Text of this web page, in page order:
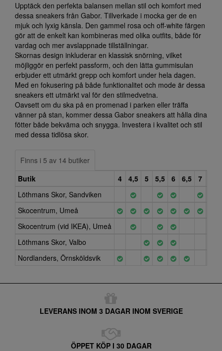
Upptäck den perfekta balansen mellan stil och komfort med
dessa sneakers från Gabor. Tillverkade i mocka ger de en
mjuk och lyxig känsla. Den gammel rosa och off-white färgen
gör att de enkelt kan kombineras med olika outfits, både för
vardag och mer avslappnade tillställningar.
Skornas design inkluderar en klassisk snörning, vilket
möjliggör en perfekt passform, och den lätta gummisulan
erbjuder ett utmärkt grepp och komfort under hela dagen.
Med en fokusering på både funktionalitet och mode är dessa
sneakers ett utmärkt val för den stilmedvetna.
Oavsett om du ska på en promenad i parken eller träffa
vänner på stan, kommer dessa Gabor sneakers att hålla dina
fötter både bekväma och snygga. Investera i kvalitet och stil
med dessa tidlösa skor.
Finns i 5 av 14 butiker
Butik
4 4,5 5 5,5 6 6,5 7
Löthmans Skor, Sandviken
Skocentrum, Umeå
Skocentrum (vid IKEA), Umeå
Löthmans Skor, Valbo
Nordlanders, Örnsköldsvik
LEVERANS INOM 3 DAGAR INOM SVERIGE
ÖPPET KÖP I 30 DAGAR